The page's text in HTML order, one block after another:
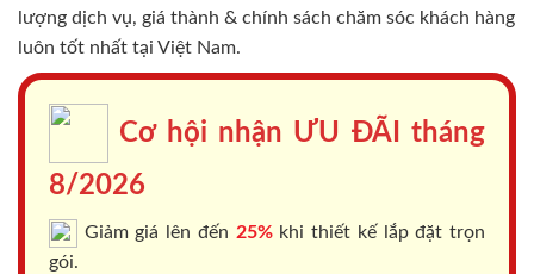
lượng dịch vụ, giá thành & chính sách chăm sóc khách hàng
luôn tốt nhất tại Việt Nam.
Cơ hội nhận ƯU ĐÃI tháng
8/2026
Giảm giá lên đến 25%khi thiết kế lắp đặt trọn
gói.